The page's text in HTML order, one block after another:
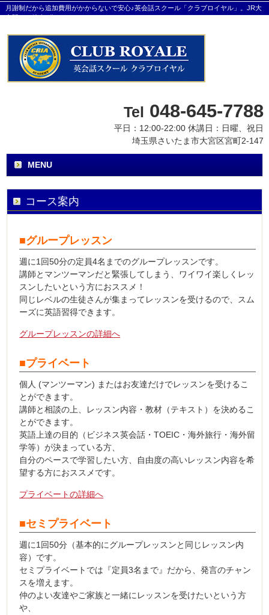
月謝制だから追加費用がかからないで安心♪英会話スクール「クラブロイヤル」。JR大
宮駅から徒歩8分です。
Tel 048-645-7788
平日：12:00-22:00 休講日：日曜、祝日
埼玉県さいたま市大宮区宮町2-147
MENU
コース案内
■グループレッスン
週に1回50分の定員4名までのグループレッスンです。
講師とマンツーマンだと緊張してしまう、ワイワイ楽しくレッ
スンしたいという方におススメ！
同じレベルの生徒さんが集まってレッスンを受けるので、スム
ーズに英語習得できます。
グループレッスンの詳細へ
■プライベート
個人 (マンツーマン) またはお友達だけでレッスンを受けるこ
とができます。
講師と相談の上、レッスン内容・教材（テキスト）を決めるこ
とができます。
英語上達の目的（ビジネス英会話・TOEIC・海外旅行・海外留
学等）が決まっている方、
自分のペースで学習したい方、自由度の高いレッスン内容を希
望する方におススメです。
プライベートの詳細へ
■セミプライベート
週に1回50分（基本的にグループレッスンと同じレッスン内
容）です。
セミプライベートでは『定員3名まで』だから、発言のチャン
スを増えます。
仲のよい友達やご家族と一緒にレッスンを受けたいという方
や、